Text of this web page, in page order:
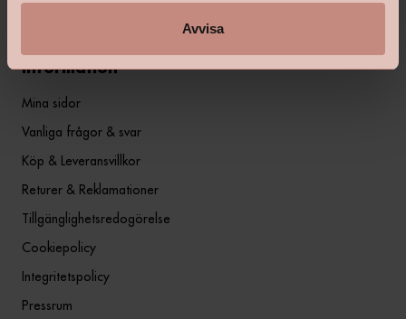
Avvisa
Information
Mina sidor
Vanliga frågor & svar
Köp & Leveransvillkor
Returer & Reklamationer
Tillgänglighetsredogörelse
Cookiepolicy
Integritetspolicy
Pressrum